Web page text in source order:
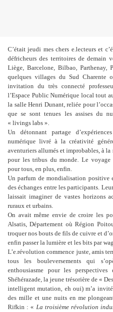
C’était jeudi mes chers e.lecteurs et
défricheurs des territoires de demain
Liège, Barcelone, Bilbao, Parthenay,
quelques villages du Sud Charente
invitation du très connecté
l’Espace Public Numérique local tout
la salle Henri Dunant, reliée pour
que se sont tenues les assises du
« livings labs ».
Un détonnant partage
numérique livré à la créativité
aventuriers allumés et improbables, à
pour les tribus du monde. Le
pour tous, en plus, enfin.
Un parfum de mondialisation positive
des échanges entre les participants.
laissait imaginer de vastes horizons
ruraux et urbains.
On avait même envie de croire les
Alsatis, Département où Région
troquer nos bouts de fils de cuivre et
enfin passer la lumière et les bits par
L’e.révolution commence juste, amis
tous les bouleversements qui
enthousiasme pour les
Shéhérazade, la jeune trésorière de «
intelligent mutation, eh oui) m’a
des mille et une nuits en me
Rifkin : « La troisième révolution